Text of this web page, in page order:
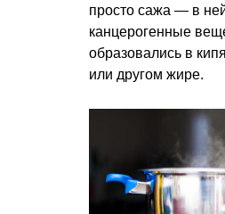
просто сажа — в
канцерогенные
образовались в
или другом жире.